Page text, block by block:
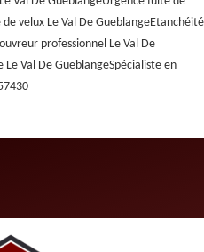
de velux Le Val De GueblangeEtanchéité
professionnel Le Val De
Val De GueblangeSpécialiste en